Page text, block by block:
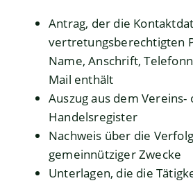
Antrag, der die
vertretungsberechtigten
Name, Anschrift,
Mail enthält
Auszug aus dem Vereins-
Handelsregister
Nachweis über die
gemeinnütziger Zwecke
Unterlagen, die die